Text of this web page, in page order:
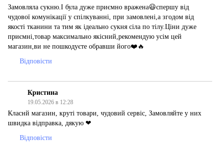
Замовляла сукню.І була дуже приємно вражена😃спершу від
чудової комунікації у спілкуванні, при замовлені,а згодом від
якості тканини та тим як ідеально сукня сіла по тілу.Ціни дуже
приємні,товар максимально якісний,рекомендую усім цей
магазин,ви не пошкодуєте обравши його❤️🔥
Відповісти
Кристина
19.05.2026 в 12:28
Класнй магазин, круті товари, чудовий сервіс, Замовляйте у них
швидка відправка, дякую ❤
Відповісти